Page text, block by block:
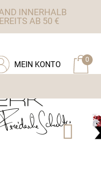
INNERHALB
AB 50 €
0
MEIN KONTO